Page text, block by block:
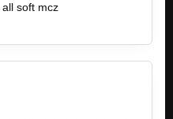
soft mcz